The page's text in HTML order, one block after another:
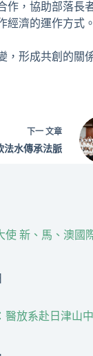
，協助部落
經濟的運作方式。
形成共創的
下一 文章
法水傳承法脈
使 新、馬、澳國
醫放系赴日津山